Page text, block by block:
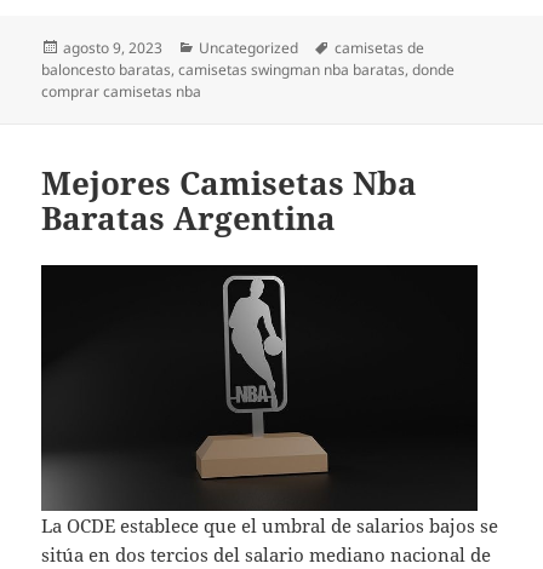
Publicado
el
agosto 9, 2023 Categorías
Uncategorized Etiquetas
camisetas de
baloncesto baratas,camisetas swingman nba baratas,donde
comprar camisetas nba
Mejores Camisetas Nba
Baratas Argentina
La OCDE establece que el umbral de salarios bajos se
sitúa en dos tercios del salario mediano nacional de